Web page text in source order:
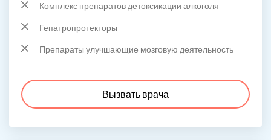
Комплекс препаратов детоксикации алкоголя
Гепатропротекторы
Препараты улучшающие мозговую деятельность
Вызвать врача